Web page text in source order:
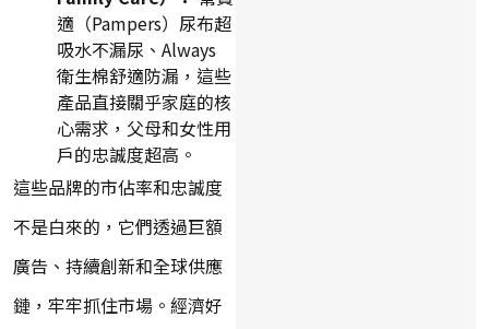
適（Pampers）尿布超
吸水不漏尿、Always
衛生棉舒適防漏，這些
產品直接關乎家庭的核
心需求，父母和女性用
戶的忠誠度超高。
這些品牌的市佔率和忠誠度
不是白來的，它們透過巨額
廣告、持續創新和全球供應
鏈，牢牢抓住市場。經濟好